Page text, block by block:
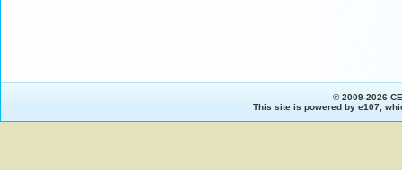
© 2009-2026
This site is powered by e107 ,